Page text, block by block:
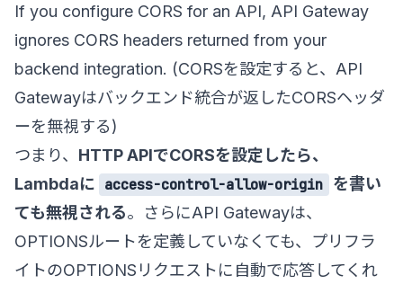
If you configure CORS for an API, API Gateway
ignores CORS headers returned from your
backend integration. (CORSを設定すると、API
Gatewayはバックエンド統合が返したCORSヘッダ
ーを無視する)
つまり、 HTTP APIでCORSを設定したら、
Lambdaに access-control-allow-origin を書い
ても無視される。さらにAPI Gatewayは、
OPTIONSルートを定義していなくても、プリフラ
イトのOPTIONSリクエストに自動で応答してくれ